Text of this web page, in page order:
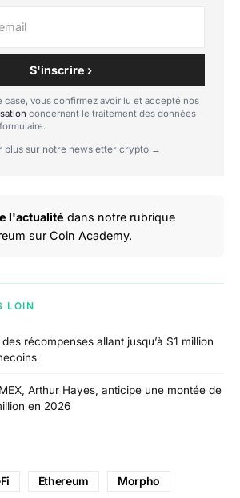
S'inscrire ›
case, vous confirmez avoir lu et accepté nos
concernant le traitement des données
plus sur notre newsletter crypto →
l'actualité dans notre rubrique
sur Coin Academy.
LOIN
récompenses allant jusqu’à $1 million
Arthur Hayes, anticipe une montée de
en 2026
Ethereum Morpho